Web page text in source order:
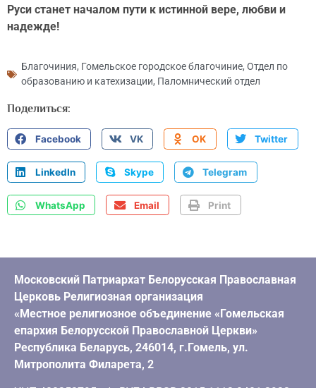
Руси станет началом пути к истинной вере, любви и
надежде!
Благочиния, Гомельское городское благочиние, Отдел по
образованию и катехизации, Паломнический отдел
Поделиться:
Facebook VK OK Twitter
LinkedIn Skype Telegram
WhatsApp Email Print
Московский Патриархат Белорусская Православная
Церковь Религиозная организация
«Местное религиозное объединение «Гомельская
епархия Белорусской Православной Церкви»
Республика Беларусь, 246014, г.Гомель, ул.
Митрополита Филарета, 2